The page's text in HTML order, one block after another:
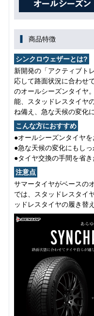
商品特徴
シンクロウェザーとは?
新開発の「アクティブト
応して路面状況に合わせ
のオールシーズンタイヤ
能、スタッドレスタイヤ
ね備え、急な天候の変化
こんな方におすすめ
●オールシーズンタイヤ
●急な天候の変化にもし
●タイヤ交換の手間を省
注意点
サマータイヤがベースの
では、スタッドレスタイ
ッドレスタイヤの履き替